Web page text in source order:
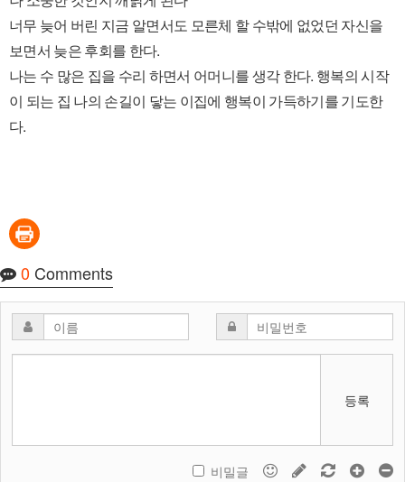
너무 늦어 버린 지금 알면서도 모른체 할 수밖에 없었던 자신을
보면서 늦은 후회를 한다.
나는 수 많은 집을 수리 하면서 어머니를 생각 한다. 행복의 시작
이 되는 집 나의 손길이 닿는 이집에 행복이 가득하기를 기도한
다.
0 Comments
등록
비밀글